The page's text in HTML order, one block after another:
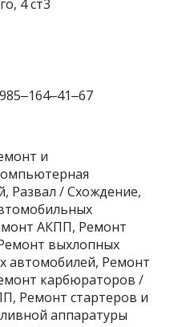
4 ст3
и
Развал / Схождение,
АКПП, Ремонт
выхлопных
автомобилей, Ремонт
карбюраторов /
Ремонт стартеров и
аппаратуры